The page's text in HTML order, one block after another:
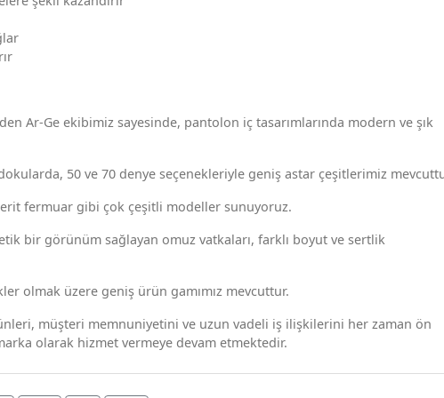
Ar-Ge ekibimiz sayesinde, pantolon iç tasarımlarında modern ve şık
50 ve 70 denye seçenekleriyle geniş astar çeşitlerimiz
fermuar gibi çok çeşitli modeller sunuyoruz.
bir görünüm sağlayan omuz vatkaları, farklı boyut ve sertlik
olmak üzere geniş ürün gamımız mevcuttur.
müşteri memnuniyetini ve uzun vadeli iş ilişkilerini her zaman ön
olarak hizmet vermeye devam etmektedir.